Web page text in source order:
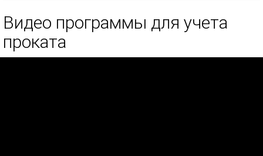
Видео программы для учета
проката